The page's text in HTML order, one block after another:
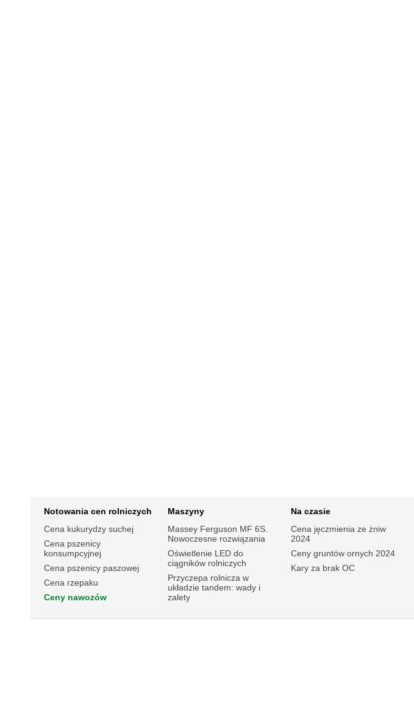
Notowania cen rolniczych
Cena kukurydzy suchej
Cena pszenicy
konsumpcyjnej
Cena pszenicy paszowej
Cena rzepaku
Ceny nawozów
Maszyny
Massey Ferguson MF 6S.
Nowoczesne rozwiązania
Oświetlenie LED do
ciągników rolniczych
Przyczepa rolnicza w
układzie tandem: wady i
zalety
Na czasie
Cena jęczmienia ze żniw
2024
Ceny gruntów ornych 2024
Kary za brak OC